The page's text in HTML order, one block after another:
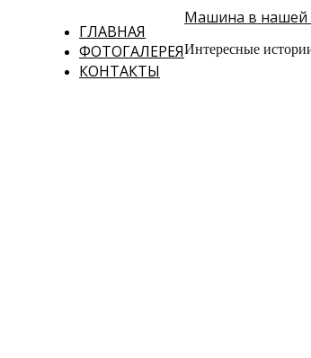
ГЛАВНАЯ
ФОТОГАЛЕРЕЯ
КОНТАКТЫ
Машина в нашей
Интересные